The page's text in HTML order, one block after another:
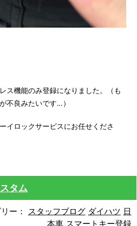
ス機能のみ登録になりました。（も
不良みたいです…）
イロックサービスにお任せくださ
タム
ー： スタッフブログ ダイハツ 日
本車 スマートキー登録